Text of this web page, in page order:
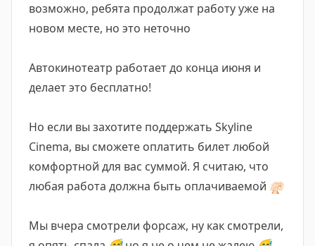
возможно, ребята продолжат работу уже на
новом месте, но это неточно
Автокинотеатр работает до конца июня и
делает это бесплатно!
Но если вы захотите поддержать Skyline
Cinema, вы сможете оплатить билет любой
комфортной для вас суммой. Я считаю, что
любая работа должна быть оплачиваемой 🫶🏻
Мы вчера смотрели форсаж, ну как смотрели,